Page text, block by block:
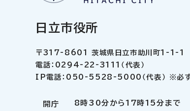
日立市役所
〒317-8601 茨城県日立市助川町1-1-1
電話：0294-22-3111（代表）
IP電話：050-5528-5000（代表） ※必ず
開庁 8時30分から17時15分まで